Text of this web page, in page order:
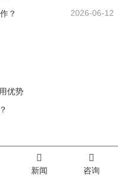
？ 2026-06-12
优势
新闻 咨询